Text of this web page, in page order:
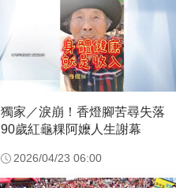
獨家／淚崩！香燈腳苦尋失落
90歲紅龜粿阿嬤人生謝幕
2026/04/23 06:00